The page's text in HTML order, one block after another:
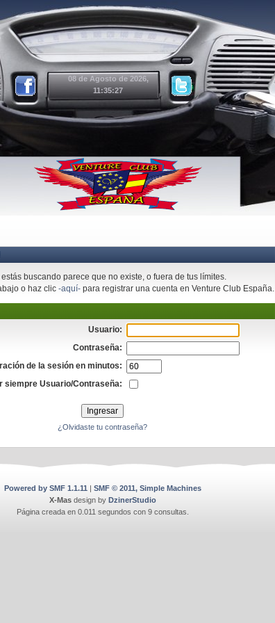
08 de Agosto de 2026,
11:35:27
buscando parece que no existe, o fuera de tus límites.
o haz clic-aquí- para registrar una cuenta en Venture Club España.
Usuario:
Contraseña:
de la sesión en minutos:
siempre Usuario/Contraseña:
¿Olvidaste tu contraseña?
Powered by SMF 1.1.11 | SMF © 2011, Simple Machines
X-Mas design by DzinerStudio
Página creada en 0.011 segundos con 9 consultas.